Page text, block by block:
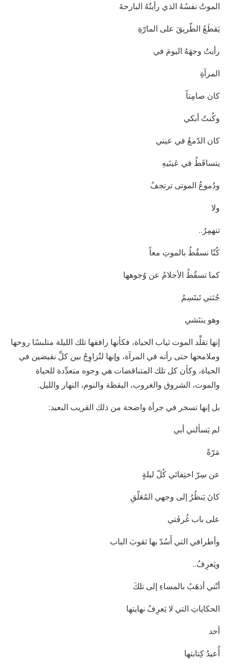
الموتُ نفسُهُ الذي رأيتُهُ البارحةَ
يَقطَعُ الطّريقَ على المارّةِ
رأيتُ وجهَهُ اليومَ في
المرآةِ
كان صامِتاً
وكُنتُ أبكي
كان الدّمعُ في عيني
يتساقَطُ في عَينَيهِ
ودُموعُ الموتى ترتجفُ
ولا
تنهمِرُ..
كُنّا نسقُطُ بالموتِ معاً
كما تسقُطُ الأحلامُ عن وُجوهها
جُثتي تَبتَسِمُ
وهو ينتَشي
إنها تقلِّد الموت ثياب الحياة، فكأنها رافقها تلك الليلة متلبسًا روحها
وملامحها حتى رأته في المرآة، وإنها لتُزاوِجُ بين كلِّ نقيضين في
الحياة، وكأن كل تلك المتناقضات هي وجوه متعدِّدة للحياة
والموت، الشروق والغروب، اليقظة والنوم، النهار والليل.
بل إنها تسخر في جرأة واضحة من ذلك القريب البعيد:
لم يَسألني أبي
مَرّةً
عن سِرّ اختِفائي كُلّ ليلةٍ
كانَ يَنظُرُ إلى وجهي المُعَلّقِ
على باب غُرفَتي
وأطرافي التي أَسُدّ بها ثقوبَ الباب
ويَعرِفُ..
أنّني أذهَبُ بالمساءِ إلى تلكَ
الحكاياتِ التي لا يَعرِفُ نهايتها
أحد
أُعيدُ كِتابتها